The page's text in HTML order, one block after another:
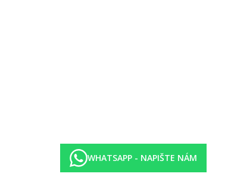
WHATSAPP - NAPIŠTE NÁM